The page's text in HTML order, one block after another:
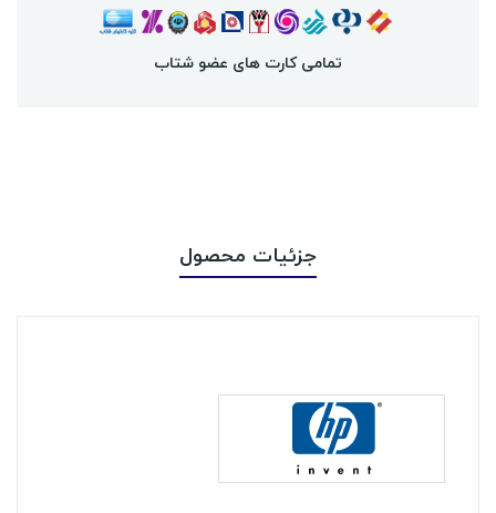
تمامی کارت های عضو شتاب
جزئیات محصول